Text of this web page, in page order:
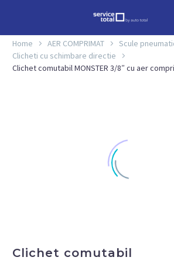
Home AER COMPRIMAT
Scule
Clicheti cu schimbare directie
Clichet comutabil MONSTER 3/8″ cu aer
Clichet comutabil